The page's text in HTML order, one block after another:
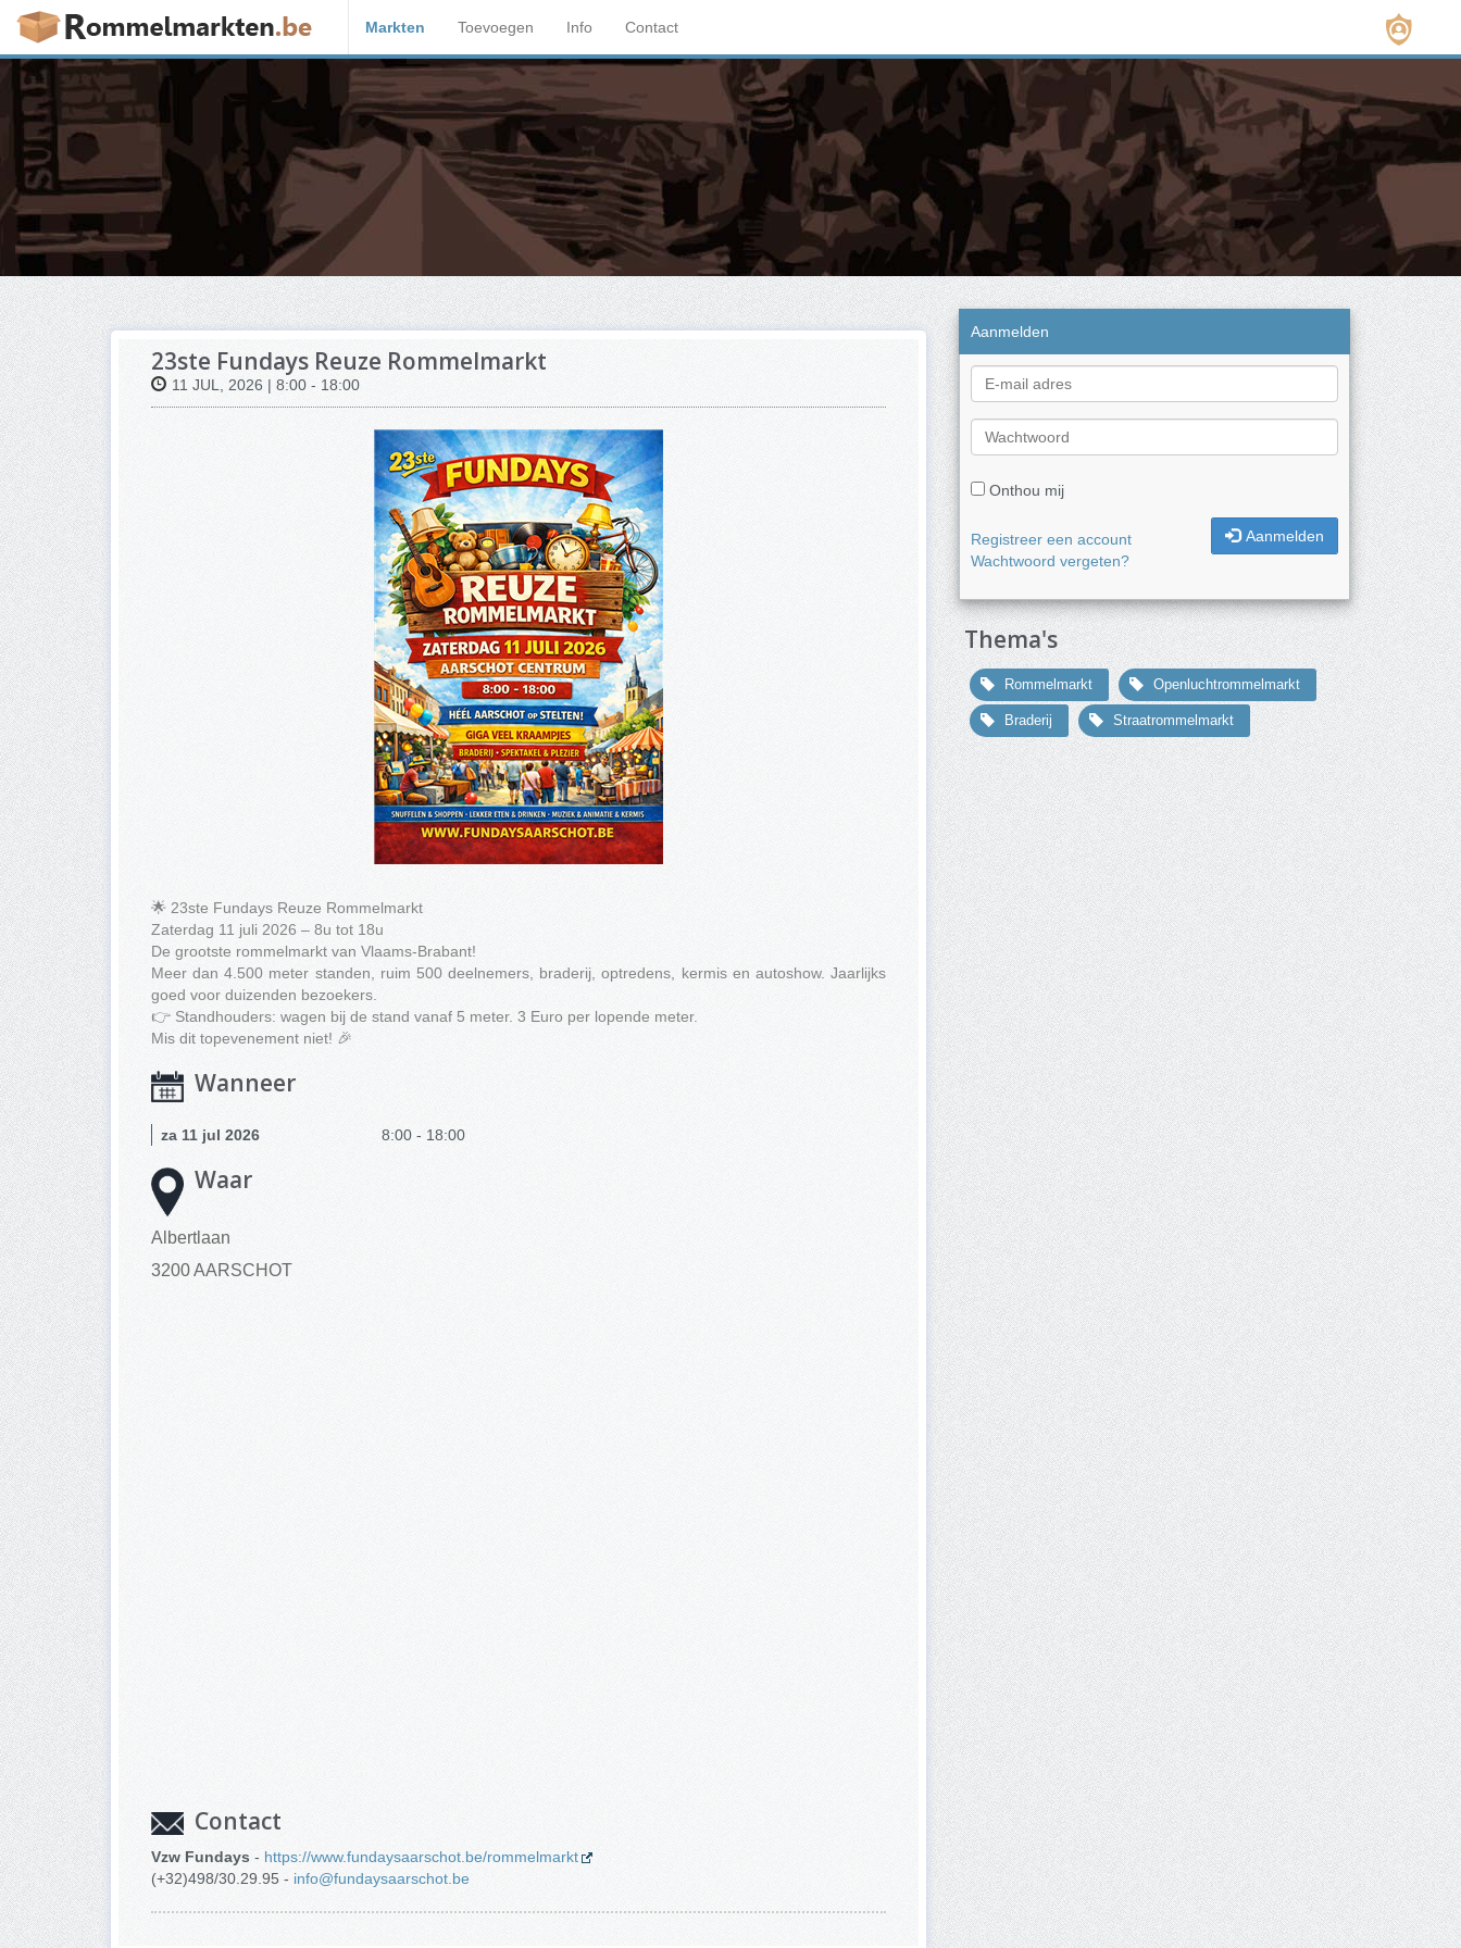
Markten Toevoegen Info Contact
Aanmelden
Onthou mij
Aanmelden
Registreer een account
Wachtwoord vergeten?
Thema's
Rommelmarkt Openluchtrommelmarkt
Braderij Straatrommelmarkt
23ste Fundays Reuze Rommelmarkt
11 JUL, 2026 | 8:00 - 18:00
🌟 23ste Fundays Reuze Rommelmarkt
Zaterdag 11 juli 2026 – 8u tot 18u
De grootste rommelmarkt van Vlaams-Brabant!
Meer dan 4.500 meter standen, ruim 500 deelnemers, braderij, optredens, kermis en autoshow. Jaarlijks
goed voor duizenden bezoekers.
👉 Standhouders: wagen bij de stand vanaf 5 meter. 3 Euro per lopende meter.
Mis dit top­evenement niet! 🎉
Wanneer
za 11 jul 2026 8:00 - 18:00
Waar
Albertlaan
3200 AARSCHOT
Contact
Vzw Fundays - https://www.fundaysaarschot.be/rommelmarkt
(+32)498/30.29.95 - info@fundaysaarschot.be